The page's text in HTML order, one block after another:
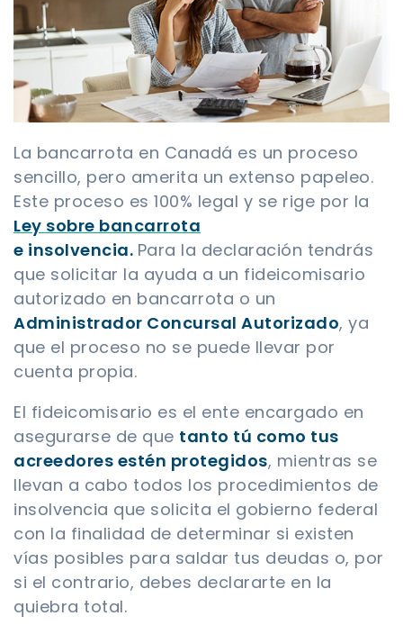
La bancarrota en Canadá es un proceso
sencillo, pero amerita un extenso papeleo.
Este proceso es 100% legal y se rige por la
Ley sobre bancarrota
e insolvencia. Para la declaración tendrás
que solicitar la ayuda a un fideicomisario
autorizado en bancarrota o un
Administrador Concursal Autorizado, ya
que el proceso no se puede llevar por
cuenta propia.
El fideicomisario es el ente encargado en
asegurarse de que tanto tú como tus
acreedores estén protegidos, mientras se
llevan a cabo todos los procedimientos de
insolvencia que solicita el gobierno federal
con la finalidad de determinar si existen
vías posibles para saldar tus deudas o, por
si el contrario, debes declararte en la
quiebra total.